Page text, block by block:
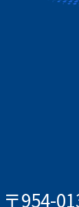
〒954-